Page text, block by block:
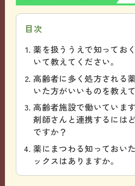
目次
薬を扱ううえで知ってお
いて教えてください。
高齢者に多く処方される
いた方がいいものを教え
高齢者施設で働いていま
剤師さんと連携するには
ですか？
薬にまつわる知っておい
ックスはありますか。